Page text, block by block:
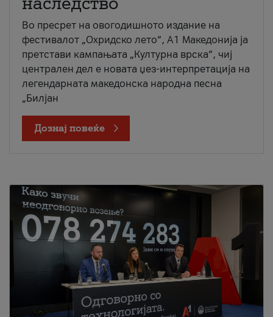
Во пресрет на овогодишното издание на
фестивалот „Охридско лето“, А1 Македонија ја
претстави кампањата „Културна врска“, чиј
централен дел е новата џез-интерпретација на
легендарната македонска народна песна
„Билјан
Дознај повеќе